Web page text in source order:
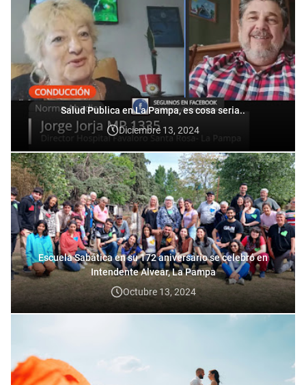
Salud Publica en La Pampa, es cosa seria..
Diciembre 13, 2024
Escuela Sabática en su 172 aniversario se celebró en
Intendente Alvear, La Pampa
Octubre 13, 2024